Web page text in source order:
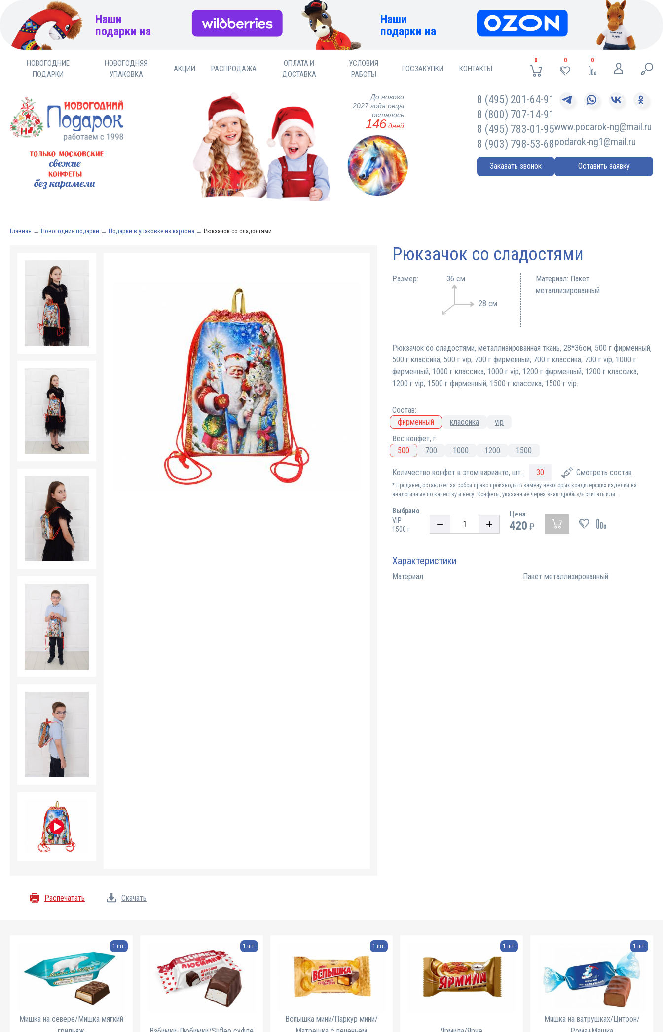
Наши
подарки на
Наши
подарки на
НОВОГОДНИЕ
ПОДАРКИ
НОВОГОДНЯЯ
УПАКОВКА
АКЦИИ РАСПРОДАЖА
ОПЛАТА И
ДОСТАВКА
УСЛОВИЯ
РАБОТЫ
ГОСЗАКУПКИ КОНТАКТЫ
0 0 0
До нового
2027 года овцы
осталось
146дней
8 (495) 201-64-91
8 (800) 707-14-91
8 (495) 783-01-95
8 (903) 798-53-68
Заказать звонок
www.podarok-ng@mail.ru
podarok-ng1@mail.ru
Оставить заявку
Главная → Новогодние подарки → Подарки в упаковке из картона → Рюкзачок со сладостями
Рюкзачок со сладостями
28 см
36 см
Размер:
Материал: Пакет
металлизированный
Рюкзачок со сладостями, металлизированная ткань, 28*36см, 500 г фирменный,
500 г классика, 500 г vip, 700 г фирменный, 700 г классика, 700 г vip, 1000 г
фирменный, 1000 г классика, 1000 г vip, 1200 г фирменный, 1200 г классика,
1200 г vip, 1500 г фирменный, 1500 г классика, 1500 г vip.
Состав:
фирменный
классика
vip
Вес конфет, г:
500
700 1000 1200 1500
Количество конфет в этом варианте, шт.: 30 Смотреть состав
* Продавец оставляет за собой право производить замену некоторых кондитерских изделий на
аналогичные по качеству и весу. Конфеты, указанные через знак дробь «/» считать или.
Выбрано
VIP
1500 г
Цена
420 ₽
Характеристики
Материал Пакет металлизированный
Распечатать Скачать
Мишка на севере/Мишка мягкий
1 шт. 1 шт.
Вспышка мини/Паркур мини/
1 шт. 1 шт.
Мишка на ватрушках/Цитрон/
1 шт.